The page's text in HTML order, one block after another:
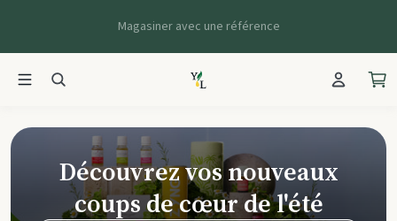
Magasiner avec une référence
Young Living
Découvrez vos nouveaux
coups de cœur de l'été